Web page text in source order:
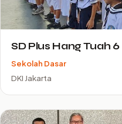
SD Plus Hang Tuah 6
Sekolah Dasar
DKI Jakarta